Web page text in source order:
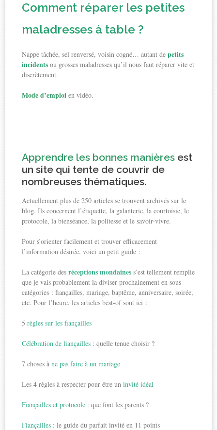
Comment réparer les petites
maladresses à table ?
Nappe tâchée, sel renversé, voisin cogné… autant depetits
incidents ou grosses maladresses qu’il nous faut réparer vite et
discrètement.
Mode d’emploi en vidéo.
Apprendre les bonnes manières est
un site qui tente de couvrir de
nombreuses thématiques.
Actuellement plus de 250 articles se trouvent archivés sur le
blog. Ils concernent l’étiquette, la galanterie, la courtoisie, le
protocole, la bienséance, la politesse et le savoir-vivre.
Pour s’orienter facilement et trouver efficacement
l’information désirée, voici un petit guide :
La catégorie desréceptions mondaines s’est tellement remplie
que je vais probablement la diviser prochainement en sous-
catégories : fiançailles, mariage, baptême, anniversaire, soirée,
etc. Pour l’heure, les articles best-of sont ici :
5règles sur les fiançailles
Célébration de fiançailles : quelle tenue choisir ?
7 choses àne pas faire à un mariage
Les 4 règles à respecter pour être uninvité idéal
Fiançailles et protocole : que font les parents ?
Fiançailles : le guide du parfait invité en 11 points